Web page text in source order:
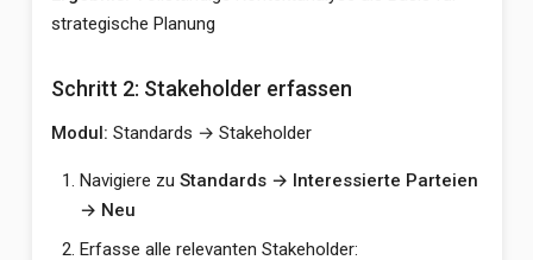
strategische Planung
Schritt 2: Stakeholder erfassen
Modul: Standards → Stakeholder
Navigiere zu Standards → Interessierte Parteien
→ Neu
Erfasse alle relevanten Stakeholder: